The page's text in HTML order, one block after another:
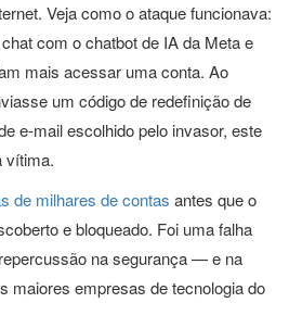
Veja como o ataque funcionava:
com o chatbot de IA da Meta e
mais acessar uma conta. Ao
um código de redefinição de
e-mail escolhido pelo invasor, este
vítima.
de milhares de contas antes que o
e bloqueado. Foi uma falha
na segurança — e na
empresas de tecnologia do